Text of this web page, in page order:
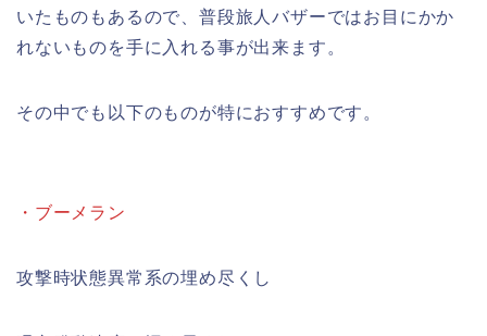
いたものもあるので、普段旅人バザーではお目にかか
れないものを手に入れる事が出来ます。
その中でも以下のものが特におすすめです。
・ブーメラン
攻撃時状態異常系の埋め尽くし